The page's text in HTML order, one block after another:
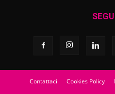
Contattaci Cookies Policy